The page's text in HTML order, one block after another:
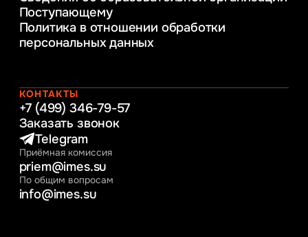
Информационное и программное
обеспечение бизнес процессов
Управление человеческими ресурсами
Интернет-маркетинг
Поступающему
Политика в отношении обработки
персональных данных
КОНТАКТЫ
+7 (499) 346-79-57
Заказать звонок
Telegram
Приёмная комиссия
priem@imes.su
По общим вопросам
info@imes.su